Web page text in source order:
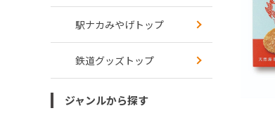
駅ナカみやげトップ
鉄道グッズトップ
ジャンルから探す